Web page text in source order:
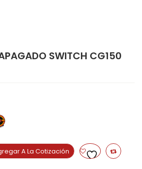
SWITCH CG150
A La Cotización